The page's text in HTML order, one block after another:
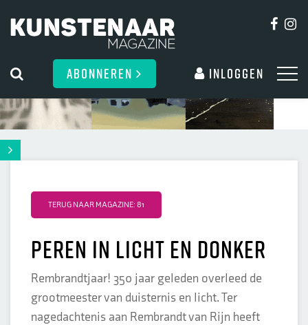
ABONNEREN Inloggen
TERUG NAAR MAGAZINE: 81
Peren in licht en donker
Rembrandtjaar! 350 jaar geleden overleed de
grootmeester van duisternis en licht. Ter
nagedachtenis aan Rembrandt van Rijn heeft